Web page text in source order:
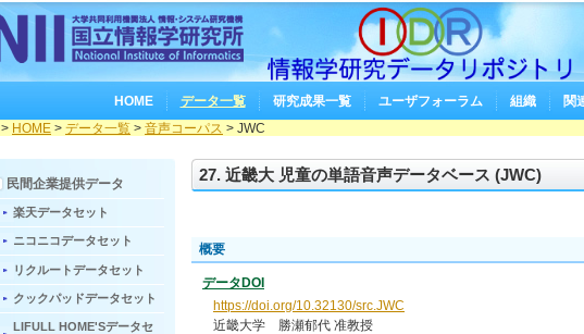
HOME データ一覧 研究成果一覧 ユーザフォーラム 組織 関
> HOME > データ一覧 > 音声コーパス > JWC
27. 近畿大 児童の単語音声データベース (JWC)
概要
データDOI
https://doi.org/10.32130/src.JWC
近畿大学 勝瀬郁代 准教授
民間企業提供データ
楽天データセット
ニコニコデータセット
リクルートデータセット
クックパッドデータセット
LIFULL HOME'Sデータセ